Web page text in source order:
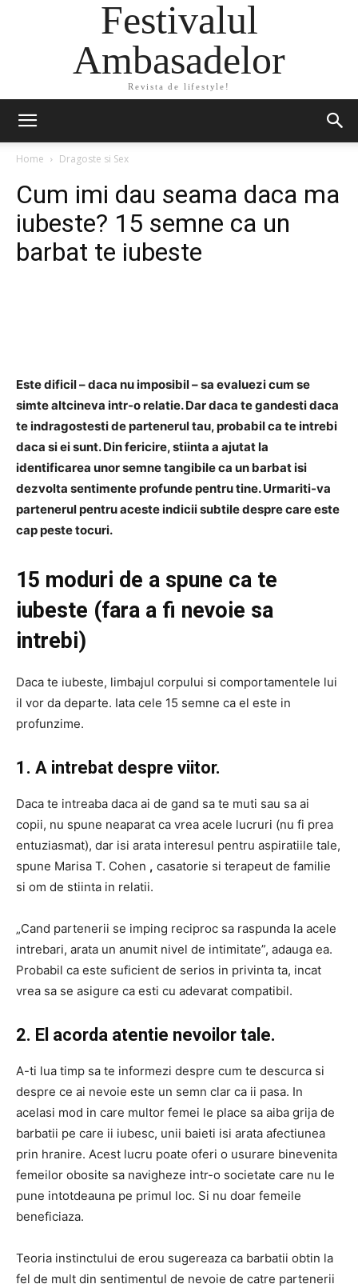
Festivalul
Ambasadelor
Revista de lifestyle!
Home Dragoste si Sex
Cum imi dau seama daca ma
iubeste? 15 semne ca un
barbat te iubeste
Este dificil – daca nu imposibil – sa evaluezi cum se
simte altcineva intr-o relatie. Dar daca te gandesti daca
te indragostesti de partenerul tau, probabil ca te intrebi
daca si ei sunt. Din fericire, stiinta a ajutat la
identificarea unor semne tangibile ca un barbat isi
dezvolta sentimente profunde pentru tine. Urmariti-va
partenerul pentru aceste indicii subtile despre care este
cap peste tocuri.
15 moduri de a spune ca te
iubeste (fara a fi nevoie sa
intrebi)
Daca te iubeste, limbajul corpului si comportamentele lui
il vor da departe. Iata cele 15 semne ca el este in
profunzime.
1. A intrebat despre viitor.
Daca te intreaba daca ai de gand sa te muti sau sa ai
copii, nu spune neaparat ca vrea acele lucruri (nu fi prea
entuziasmat), dar isi arata interesul pentru aspiratiile tale,
spune Marisa T. Cohen , casatorie si terapeut de familie
si om de stiinta in relatii.
„Cand partenerii se imping reciproc sa raspunda la acele
intrebari, arata un anumit nivel de intimitate”, adauga ea.
Probabil ca este suficient de serios in privinta ta, incat
vrea sa se asigure ca esti cu adevarat compatibil.
2. El acorda atentie nevoilor tale.
A-ti lua timp sa te informezi despre cum te descurca si
despre ce ai nevoie este un semn clar ca ii pasa. In
acelasi mod in care multor femei le place sa aiba grija de
barbatii pe care ii iubesc, unii baieti isi arata afectiunea
prin hranire. Acest lucru poate oferi o usurare binevenita
femeilor obosite sa navigheze intr-o societate care nu le
pune intotdeauna pe primul loc. Si nu doar femeile
beneficiaza.
Teoria instinctului de erou sugereaza ca barbatii obtin la
fel de mult din sentimentul de nevoie de catre partenerii